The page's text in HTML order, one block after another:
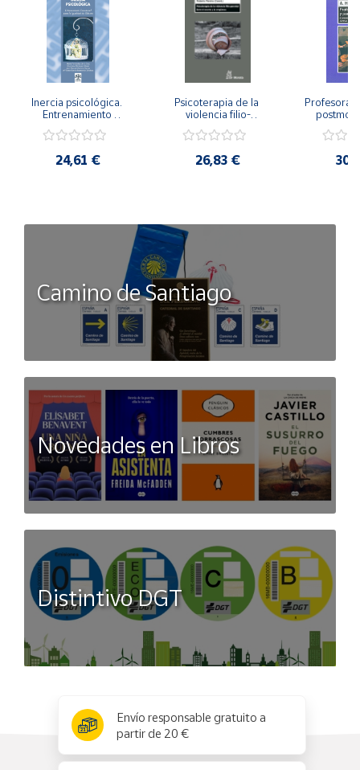
Inercia psicológica.
Entrenamiento
Igualdad de Género.
24,61 €
Psicoterapia de la
violencia filio-
secreto y la
26,83 €
Camino de Santiago
Novedades en Libros
Distintivo DGT
Envío responsable gratuito a
partir de 20 €